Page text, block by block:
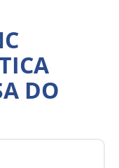
DO